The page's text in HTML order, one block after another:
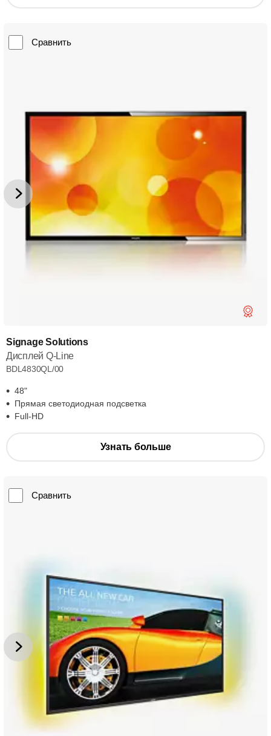
Сравнить
Signage Solutions
Дисплей Q-Line
BDL4830QL/00
48"
Прямая светодиодная подсветка
Full-HD
Узнать больше
Сравнить